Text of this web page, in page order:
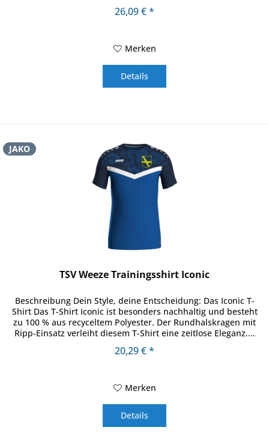
26,09 € *
Merken
Details
JAKO
TSV Weeze Trainingsshirt Iconic
Beschreibung Dein Style, deine Entscheidung: Das Iconic T-
Shirt Das T-Shirt Iconic ist besonders nachhaltig und besteht
zu 100 % aus recyceltem Polyester. Der Rundhalskragen mit
Ripp-Einsatz verleiht diesem T-Shirt eine zeitlose Eleganz....
20,29 € *
Merken
Details